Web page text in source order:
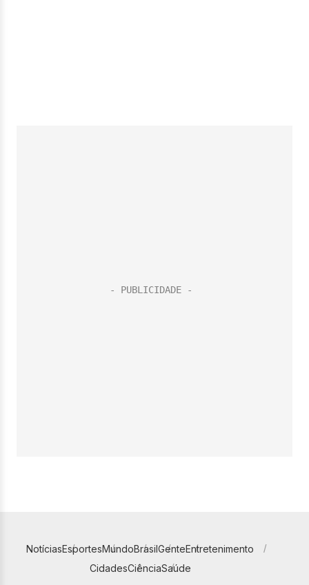
NotíciasEsportesMundoBrasilGenteEntretenimento
CidadesCiênciaSaúde